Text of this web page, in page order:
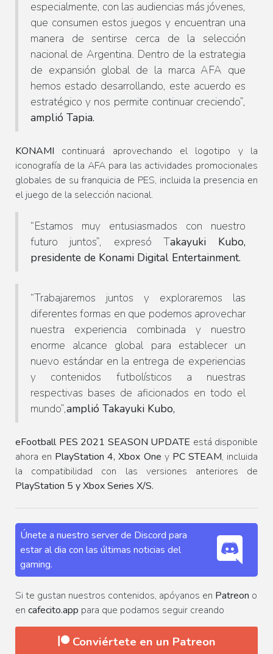
especialmente, con las audiencias más jóvenes,
que consumen estos juegos y encuentran una
manera de sentirse cerca de la selección
nacional de Argentina. Dentro de la estrategia
de expansión global de la marca AFA que
hemos estado desarrollando, este acuerdo es
estratégico y nos permite continuar creciendo”,
amplió Tapia.
KONAMI continuará aprovechando el logotipo y la
iconografía de la AFA para las actividades promocionales
globales de su franquicia de PES, incluida la presencia en
el juego de la selección nacional.
“Estamos muy entusiasmados con nuestro
futuro juntos”, expresó Takayuki Kubo,
presidente de Konami Digital Entertainment.
“Trabajaremos juntos y exploraremos las
diferentes formas en que podemos aprovechar
nuestra experiencia combinada y nuestro
enorme alcance global para establecer un
nuevo estándar en la entrega de experiencias
y contenidos futbolísticos a nuestras
respectivas bases de aficionados en todo el
mundo”,amplió Takayuki Kubo,
eFootball PES 2021 SEASON UPDATE está disponible
ahora en PlayStation 4, Xbox One y PC STEAM, incluida
la compatibilidad con las versiones anteriores de
PlayStation 5 y Xbox Series X/S.
Únete a nuestro server de Discord para
estar al dia con las últimas noticias del
gaming.
Si te gustan nuestros contenidos, apóyanos en Patreon o
en cafecito.app para que podamos seguir creando
Conviértete en un Patreon